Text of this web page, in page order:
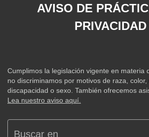
AVISO DE
PRIVACIDAD
Cumplimos la legislación vigente en materia
no discriminamos por motivos de raza, color,
discapacidad o sexo. También ofrecemos
Lea nuestro aviso aquí.